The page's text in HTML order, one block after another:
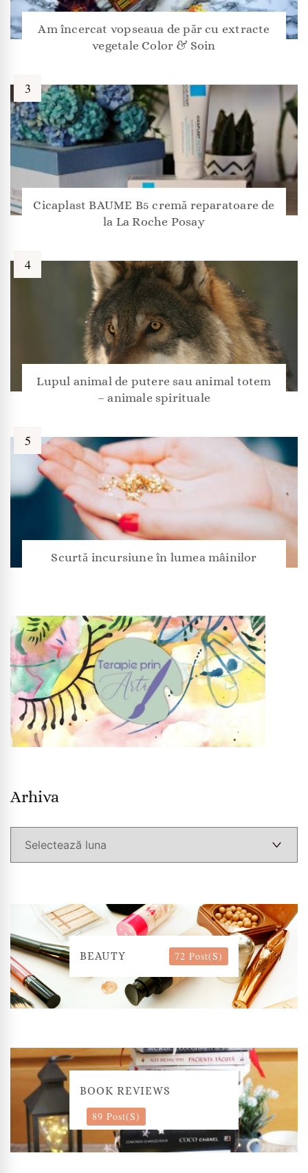
Am încercat vopseaua de păr cu extracte
vegetale Color & Soin
Cicaplast BAUME B5 cremă reparatoare de
la La Roche Posay
Lupul animal de putere sau animal totem
– animale spirituale
Scurtă incursiune în lumea mâinilor
Arhiva
BEAUTY 72 Post(s)
BOOK REVIEWS
89 Post(s)